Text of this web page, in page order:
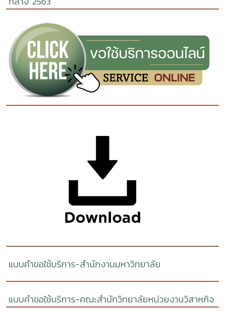
แบบคำขอใช้บริการ-สำนักงานมหาวิทยาลัย
แบบคำขอใช้บริการ-คณะสำนักวิทยาลัยหน่วยงานวิสาหกิจ